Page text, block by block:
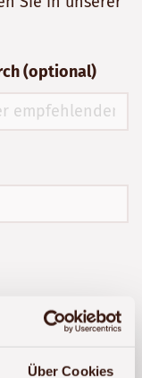
Über Cookies
(optional)